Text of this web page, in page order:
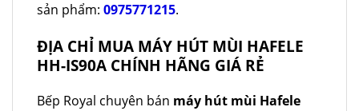
sản phẩm: 0975771215.
ĐỊA CHỈ MUA MÁY HÚT MÙI HAFELE
HH-IS90A CHÍNH HÃNG GIÁ RẺ
Bếp Royal chuyên bán máy hút mùi Hafele